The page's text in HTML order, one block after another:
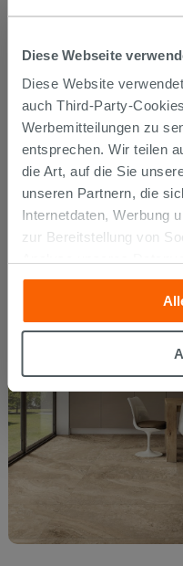
Diese Webseite
Diese Website
auch Third-Party-
Werbemitteilungen zu
entsprechen. Wir teilen
die Art, auf die Sie
unseren Partnern, die
Internetdaten, Werbung
zur Bereitstellung von
anderen Informationen,
die sie aufgrund Ihrer
gesammelt haben,
möchten oder Ihre
Zustimmung kann durch
„Cookies akzeptieren“
die Schaltfläche "X"
nach der Installation der